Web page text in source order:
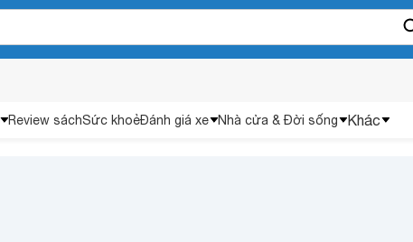
Review sáchSức khoẻĐánh giá xe Nhà cửa & Đời sống Khác